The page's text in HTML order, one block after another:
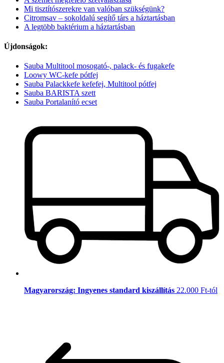
Mi tisztítószerekre van valóban szükségünk?
Citromsav – sokoldalú segítő társ a háztartásban
A legtöbb baktérium a háztartásban
Újdonságok:
Sauba Multitool mosogató-, palack- és fugakefe
Loowy WC-kefe pótfej
Sauba Palackkefe kefefej, Multitool pótfej
Sauba BARISTA szett
Sauba Portalanító ecset
Magyarország: Ingyenes standard kiszállítás 22.000 Ft-tól